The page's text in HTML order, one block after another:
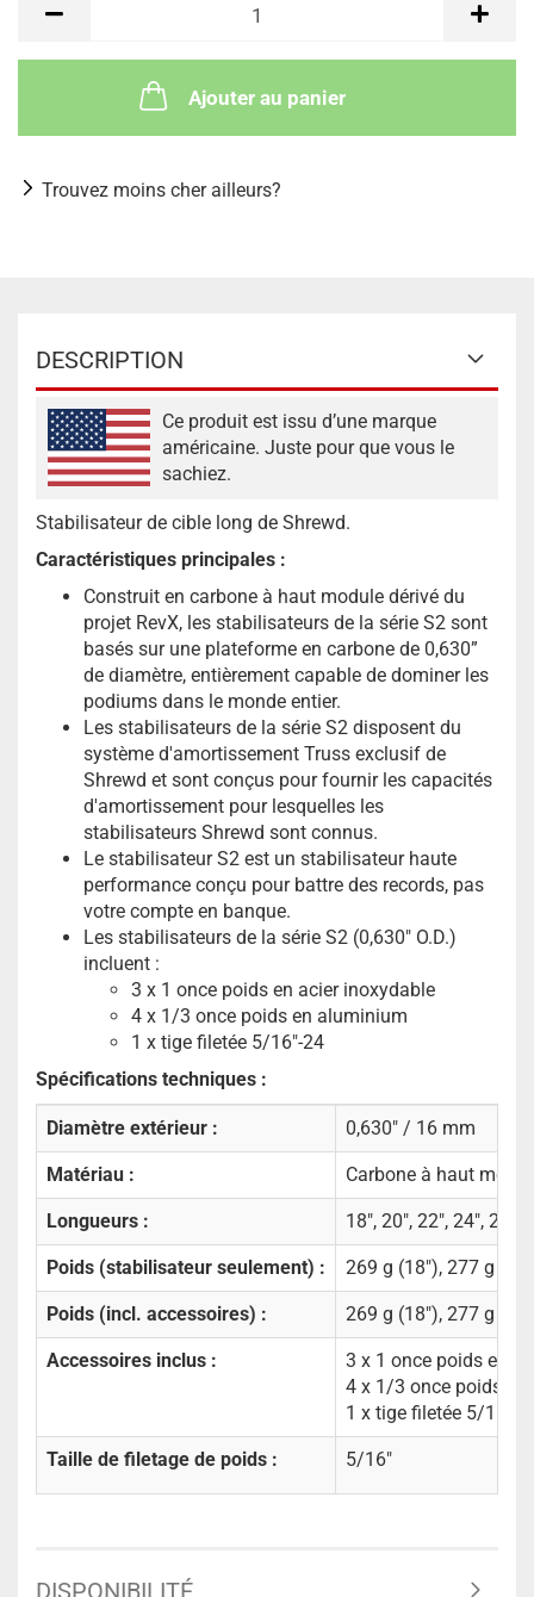
Ajouter au panier
Trouvez moins cher ailleurs?
DESCRIPTION
Ce produit est issu d’une marque
américaine. Juste pour que vous le
sachiez.
Stabilisateur de cible long de Shrewd.
Caractéristiques principales :
Construit en carbone à haut module dérivé du
projet RevX, les stabilisateurs de la série S2 sont
basés sur une plateforme en carbone de 0,630”
de diamètre, entièrement capable de dominer les
podiums dans le monde entier.
Les stabilisateurs de la série S2 disposent du
système d'amortissement Truss exclusif de
Shrewd et sont conçus pour fournir les capacités
d'amortissement pour lesquelles les
stabilisateurs Shrewd sont connus.
Le stabilisateur S2 est un stabilisateur haute
performance conçu pour battre des records, pas
votre compte en banque.
Les stabilisateurs de la série S2 (0,630" O.D.)
incluent :
3 x 1 once poids en acier inoxydable
4 x 1/3 once poids en aluminium
1 x tige filetée 5/16"-24
Spécifications techniques :
Diamètre extérieur : 0,630" / 16 mm
Matériau : Carbone à haut
Longueurs : 18", 20", 22", 24", 26",
Poids (stabilisateur seulement) : 269 g (18"), 277 g
Poids (incl. accessoires) : 269 g (18"), 277 g
Accessoires inclus :
3 x 1 once poids en
4 x 1/3 once poids
1 x tige filetée 5/16"-
Taille de filetage de poids : 5/16"
DISPONIBILITÉ